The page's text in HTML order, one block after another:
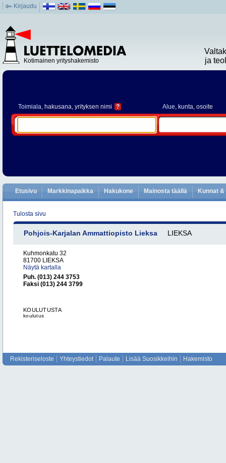
Kirjaudu
Kotimainen yrityshakemisto
ja
Toimiala, hakusana, yrityksen nimi ? Alue, kunta, osoite
Etusivu Markkinapaikka Hakukone Mainosta täällä Kunnat
Tulosta sivu
Pohjois-Karjalan Ammattiopisto Lieksa LIEKSA
Kuhmonkatu 32
81700 LIEKSA
Näytä kartalla
Puh. (013) 244 3753
Faksi (013) 244 3799
KOULUTUSTA
koulutus
Rekisteriseloste Yhteystiedot Palaute Lisää Suosikkeihin Hakemisto